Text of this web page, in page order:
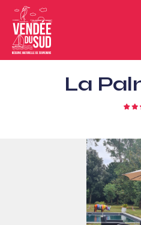
Sud
La